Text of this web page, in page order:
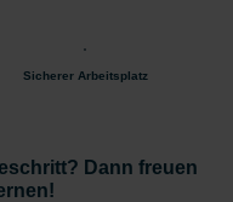
Sicherer Arbeitsplatz
Dann freuen